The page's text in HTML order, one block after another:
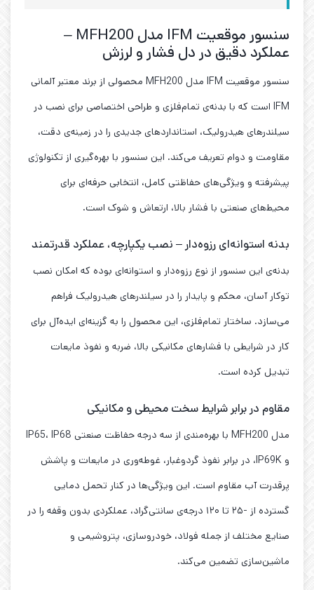
سنسور موقعیت IFM مدل MFH200 –
عملکرد دقیق در دل فشار و لرزش
سنسور موقعیت IFM مدل MFH200 محصولی از برند معتبر آلمانی
IFM است که با بدنه‌ی تمام‌فلزی و طراحی اختصاصی برای نصب در
سیلندرهای هیدرولیک، استانداردهای جدیدی را در زمینه‌ی دقت،
مقاومت و دوام تعریف می‌کند. این سنسور با بهره‌گیری از تکنولوژی
پیشرفته و ویژگی‌های حفاظتی کامل، انتخابی حرفه‌ای برای
محیط‌های صنعتی با فشار بالا، ارتعاش و شوک است.
بدنه استوانه‌ای رزوه‌دار – نصب یکپارچه، عملکرد قدرتمند
بدنه‌ی این سنسور از نوع رزوه‌دار و استوانه‌ای بوده که امکان نصب
توکار آسان، محکم و پایدار را در سیلندرهای هیدرولیک فراهم
می‌سازد. ساختار تمام‌فلزی، این محصول را به گزینه‌ای ایده‌آل برای
کار در شرایطی با فشارهای مکانیکی بالا، ضربه و نفوذ مایعات
تبدیل کرده است.
مقاوم در برابر شرایط سخت محیطی و مکانیکی
مدل MFH200 با بهره‌مندی از سه درجه حفاظت صنعتی IP65، IP68
و IP69K، در برابر نفوذ گردوغبار، غوطه‌وری در مایعات و پاشش
پرقدرت آب مقاوم است. این ویژگی‌ها در کنار تحمل دمایی
گسترده از -۲۵ تا ۱۲۰ درجه‌ی سانتی‌گراد، عملکردی بدون وقفه را در
صنایع مختلف از جمله فولاد، خودروسازی، پتروشیمی و
ماشین‌سازی تضمین می‌کند.